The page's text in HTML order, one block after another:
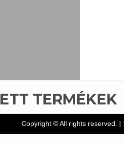
TERMÉKEK
Copyright © All rights reserved. |